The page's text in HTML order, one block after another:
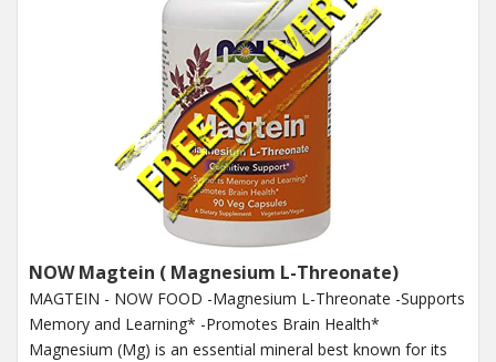
NOW Magtein ( Magnesium L-Threonate)
MAGTEIN - NOW FOOD -Magnesium L-Threonate -Supports
Memory and Learning* -Promotes Brain Health*
Magnesium (Mg) is an essential mineral best known for its